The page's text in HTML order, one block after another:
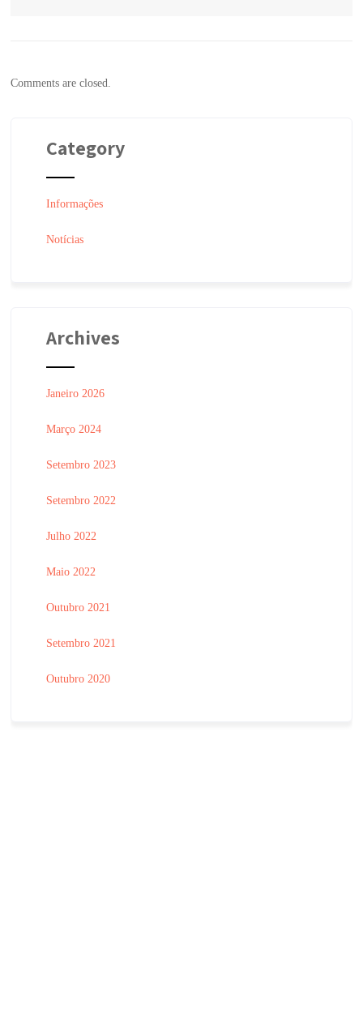
Comments are closed.
Category
Informações
Notícias
Archives
Janeiro 2026
Março 2024
Setembro 2023
Setembro 2022
Julho 2022
Maio 2022
Outubro 2021
Setembro 2021
Outubro 2020